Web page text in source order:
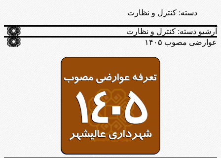
دسته: کنترل و نظارت
آرشیو دسته: کنترل و نظارت
عوارضی مصوب ۱۴۰۵